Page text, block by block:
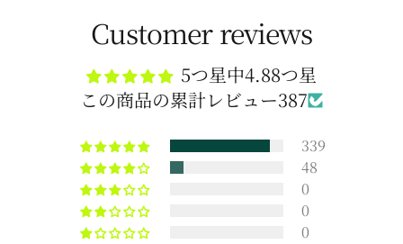
Customer reviews
5つ星中4.88つ星
この商品の累計レビュー387
339
48
0
0
0